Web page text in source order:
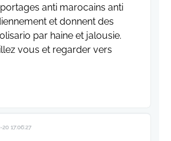
anti marocains anti
et donnent des
par haine et jalousie.
vous et regarder vers
20 17:06:27